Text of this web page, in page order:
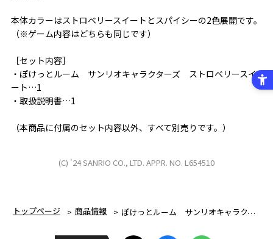
本体カラーはストロベリースイートとスパイシーの2色展開です。
（※ゲーム内容はどちらも同じです）
［セット内容］
・ぽけっとルーム サンリオキャラクターズ ストロベリースイ
ート…1
・取扱説明書…1
（本商品に付属のセット内容以外、すべて別売りです。）
(C) '24 SANRIO CO., LTD. APPR. NO. L654510
トップページ 商品情報 ぽけっとルーム サンリオキャラクターズ ストロベリースイート